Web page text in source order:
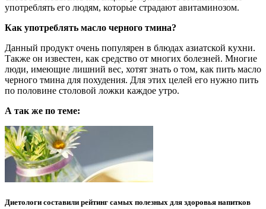
употреблять его людям, которые страдают авитаминозом.
Как употреблять масло черного тмина?
Данный продукт очень популярен в блюдах азиатской кухни.
Также он известен, как средство от многих болезней. Многие
люди, имеющие лишний вес, хотят знать о том, как пить масло
черного тмина для похудения. Для этих целей его нужно пить
по половине столовой ложки каждое утро.
А так же по теме:
Диетологи составили рейтинг самых полезных для здоровья напитков